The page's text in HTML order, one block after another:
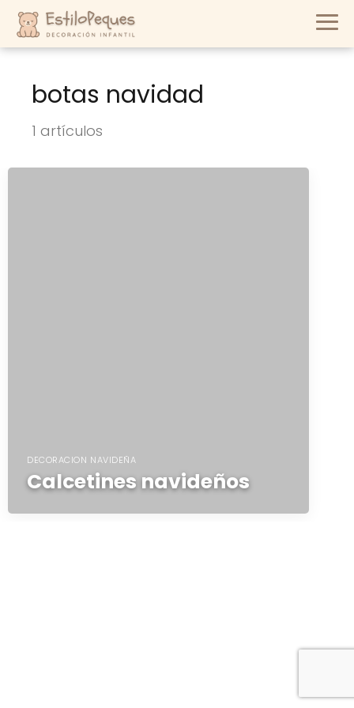
botas navidad
1 artículos
DECORACION NAVIDEÑA
Calcetines navideños